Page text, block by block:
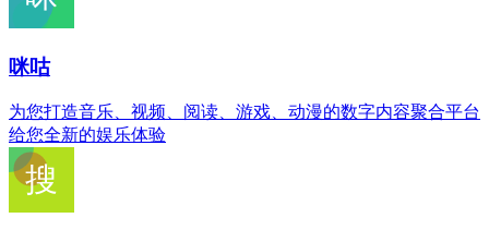
咪咕
为您打造音乐、视频、阅读、游戏、动漫的数字内容聚合平台
给您全新的娱乐体验